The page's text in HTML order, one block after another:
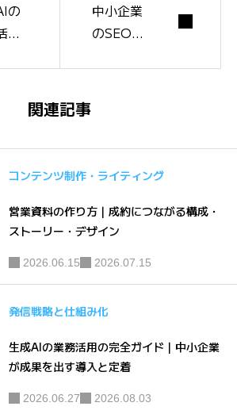
の
用
と
中小企業
のSEO完
進め方
関連記事
コンテンツ制作・ライティング
営業資料の作り方｜成約につながる構成・
ストーリー・デザイン
2026.06.15 2026.07.15
発信戦略と仕組み化
生成AIの業務活用の完全ガイド｜中小企業
が成果を出す導入と定着
2026.06.27 2026.08.03